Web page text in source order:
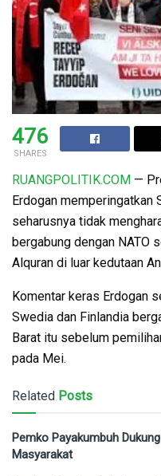
476
SHARES
RUANGPOLITIK.COM —
Erdogan memperingatkan
seharusnya tidak
bergabung dengan NATO
Alquran di luar kedutaan
Komentar keras Erdogan
Swedia dan Finlandia
Barat itu sebelum
pada Mei.
Related Posts
Pemko Payakumbuh
Masyarakat